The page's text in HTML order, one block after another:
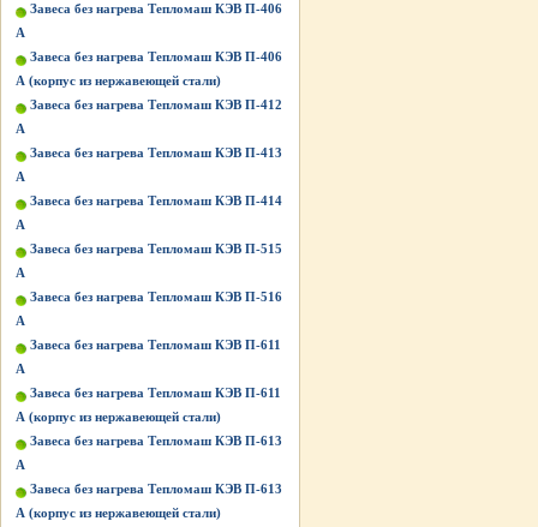
Завеса без нагрева Тепломаш КЭВ П-406
А
Завеса без нагрева Тепломаш КЭВ П-406
А (корпус из нержавеющей стали)
Завеса без нагрева Тепломаш КЭВ П-412
А
Завеса без нагрева Тепломаш КЭВ П-413
А
Завеса без нагрева Тепломаш КЭВ П-414
А
Завеса без нагрева Тепломаш КЭВ П-515
A
Завеса без нагрева Тепломаш КЭВ П-516
A
Завеса без нагрева Тепломаш КЭВ П-611
А
Завеса без нагрева Тепломаш КЭВ П-611
А (корпус из нержавеющей стали)
Завеса без нагрева Тепломаш КЭВ П-613
А
Завеса без нагрева Тепломаш КЭВ П-613
А (корпус из нержавеющей стали)